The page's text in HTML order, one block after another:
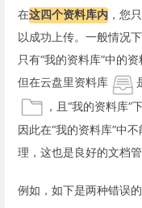
在这四个资料库内 ，您
以成功上传。一般情况
只有“我的资料库”中的
但在云盘里资料库
，且“我的资料库
因此在“我的资料库”中
理，这也是良好的文档
例如，如下是两种错误的